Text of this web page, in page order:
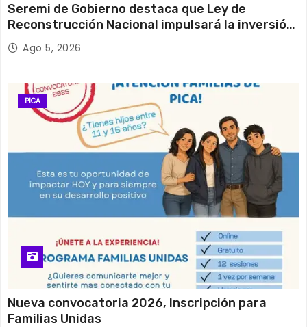
Seremi de Gobierno destaca que Ley de
Reconstrucción Nacional impulsará la inversión
y el empleo en Tarapacá
Ago 5, 2026
PICA
Nueva convocatoria 2026, Inscripción para
Familias Unidas